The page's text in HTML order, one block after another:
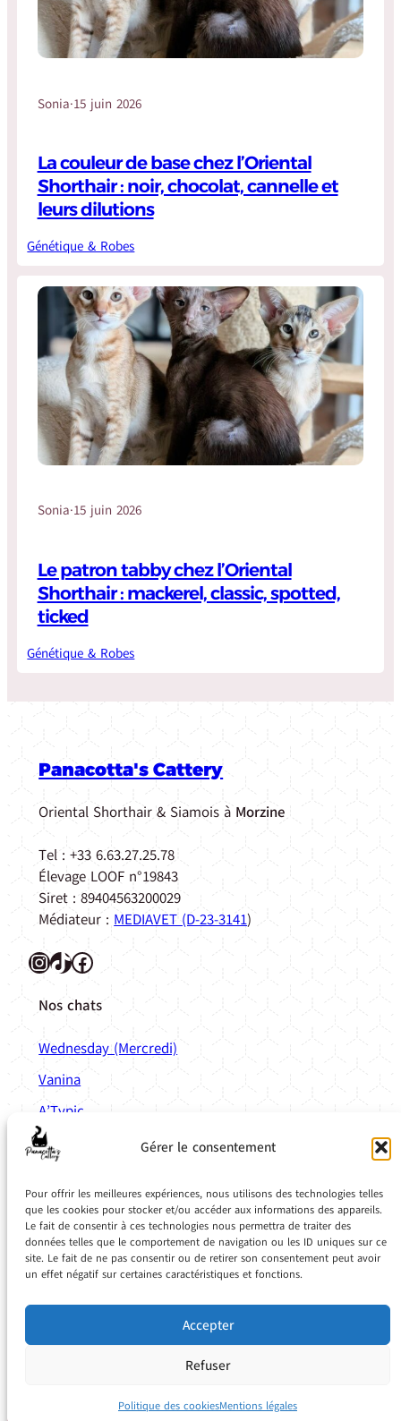
Gérer le consentement
Pour offrir les meilleures expériences, nous utilisons des technologies telles
que les cookies pour stocker et/ou accéder aux informations des appareils.
Le fait de consentir à ces technologies nous permettra de traiter des
données telles que le comportement de navigation ou les ID uniques sur ce
site. Le fait de ne pas consentir ou de retirer son consentement peut avoir
un effet négatif sur certaines caractéristiques et fonctions.
Accepter
Refuser
Politique des cookiesMentions légales
Sonia·15 juin 2026
La couleur de base chez l’Oriental
Shorthair : noir, chocolat, cannelle et
leurs dilutions
Génétique & Robes
Sonia·15 juin 2026
Le patron tabby chez l’Oriental
Shorthair : mackerel, classic, spotted,
ticked
Génétique & Robes
Panacotta's Cattery
Oriental Shorthair & Siamois à Morzine
Tel : +33 6.63.27.25.78
Élevage LOOF n°19843
Siret : 89404563200029
Médiateur : MEDIAVET (D-23-3141)
InstagramTikTok Facebook
Nos chats
Wednesday (Mercredi)
Vanina
A’Typic
Anatole
Liens
Calculette de mise bas
Simulateur de couleur
Planning de vaccination
Base de donnée de médicaments vétérinaires
Mentions légalesCGVCGUCarte des Panacotta